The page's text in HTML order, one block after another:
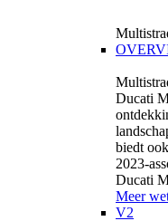
Ducati
biedt
2023-
Ducati
Meer
V2